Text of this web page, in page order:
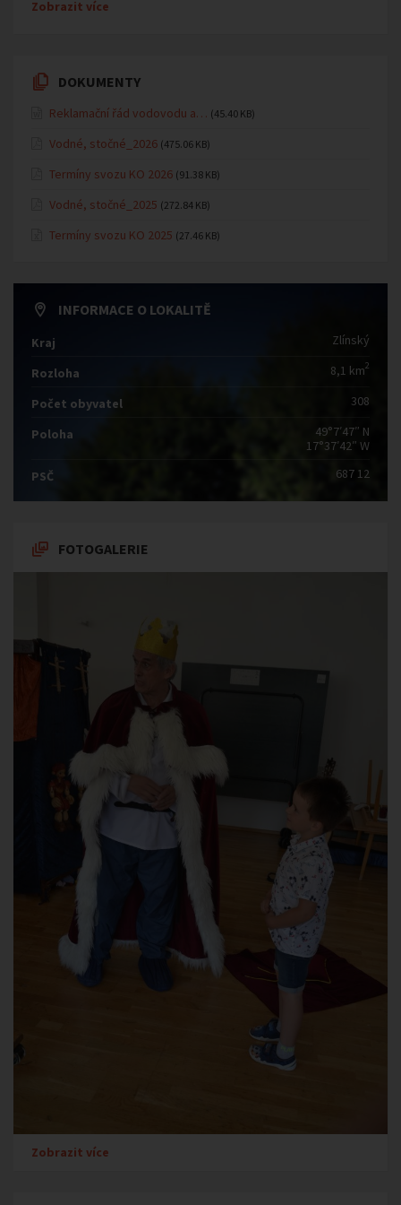
Zobrazit více
DOKUMENTY
Reklamační řád vodovodu a… (45.40 KB)
Vodné, stočné_2026 (475.06 KB)
Termíny svozu KO 2026 (91.38 KB)
Vodné, stočné_2025 (272.84 KB)
Termíny svozu KO 2025 (27.46 KB)
INFORMACE O LOKALITĚ
Kraj Zlínský
Rozloha 8,1 km2
Počet obyvatel 308
Poloha
49°7′47″ N
17°37′42″ W
PSČ
687 12
FOTOGALERIE
Zobrazit více